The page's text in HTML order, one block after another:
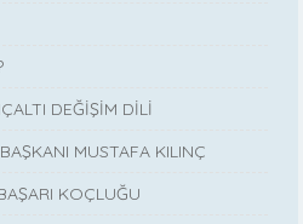
DEĞİŞİM DİLİ
MUSTAFA KILINÇ
KOÇLUĞU